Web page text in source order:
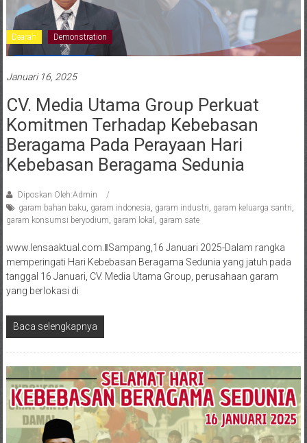
Dearah Demonstration
Januari 16, 2025
CV. Media Utama Group Perkuat
Komitmen Terhadap Kebebasan
Beragama Pada Perayaan Hari
Kebebasan Beragama Sedunia
Diposkan Oleh:Admin
garam bahan baku garam indonesia garam industri garam keluarga santri
garam konsumsi beryodium garam lokal garam sate
www.lensaaktual.com.ǁSampang,16 Januari 2025-Dalam rangka
memperingati Hari Kebebasan Beragama Sedunia yang jatuh pada
tanggal 16 Januari, CV. Media Utama Group, perusahaan garam
yang berlokasi di
Baca selengkapnya